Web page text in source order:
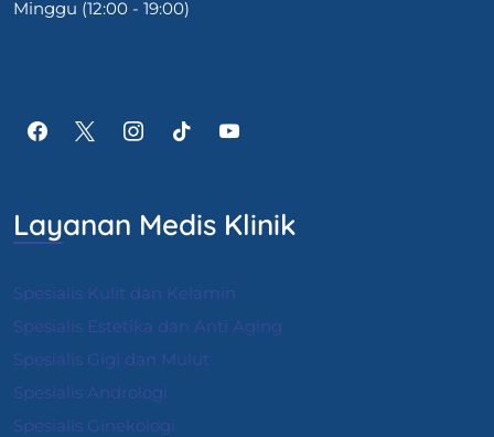
Minggu (12:00 - 19:00)
Layanan Medis Klinik
Spesialis Kulit dan Kelamin
Spesialis Estetika dan Anti Aging
Spesialis Gigi dan Mulut
Spesialis Andrologi
Spesialis Ginekologi